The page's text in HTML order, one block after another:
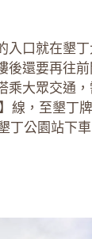
入口就在墾
後還要再往
乘大眾交通
】線，至墾丁
丁公園站下